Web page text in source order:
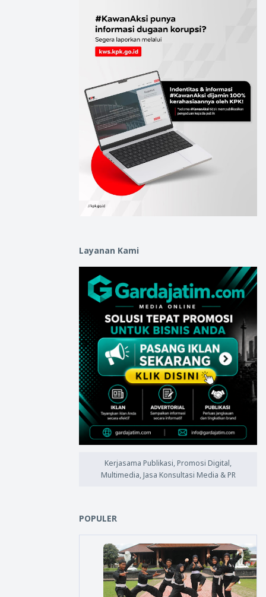
Layanan Kami
Kerjasama Publikasi, Promosi Digital,
Multimedia, Jasa Konsultasi Media & PR
POPULER